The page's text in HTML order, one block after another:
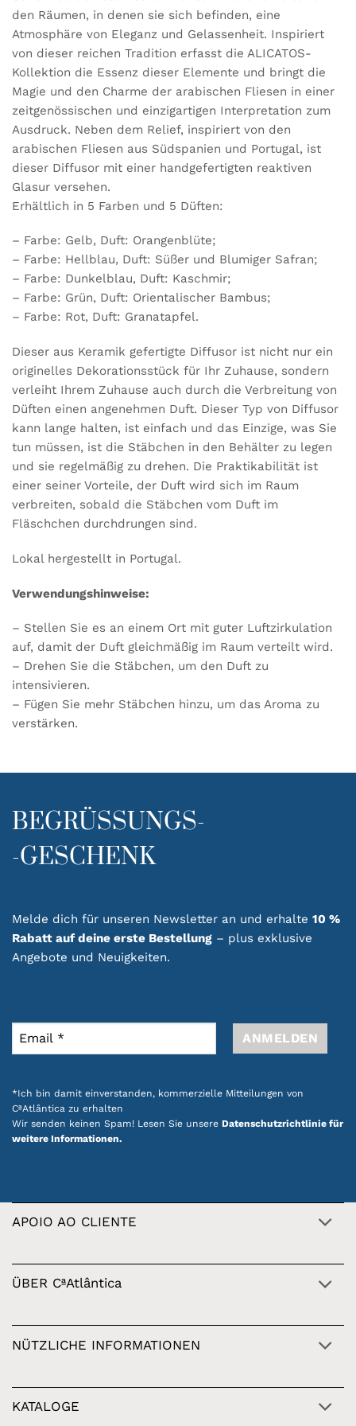
den Räumen, in denen sie sich befinden, eine
Atmosphäre von Eleganz und Gelassenheit. Inspiriert
von dieser reichen Tradition erfasst die ALICATOS-
Kollektion die Essenz dieser Elemente und bringt die
Magie und den Charme der arabischen Fliesen in einer
zeitgenössischen und einzigartigen Interpretation zum
Ausdruck. Neben dem Relief, inspiriert von den
arabischen Fliesen aus Südspanien und Portugal, ist
dieser Diffusor mit einer handgefertigten reaktiven
Glasur versehen.
Erhältlich in 5 Farben und 5 Düften:
– Farbe: Gelb, Duft: Orangenblüte;
– Farbe: Hellblau, Duft: Süßer und Blumiger Safran;
– Farbe: Dunkelblau, Duft: Kaschmir;
– Farbe: Grün, Duft: Orientalischer Bambus;
– Farbe: Rot, Duft: Granatapfel.
Dieser aus Keramik gefertigte Diffusor ist nicht nur ein
originelles Dekorationsstück für Ihr Zuhause, sondern
verleiht Ihrem Zuhause auch durch die Verbreitung von
Düften einen angenehmen Duft. Dieser Typ von Diffusor
kann lange halten, ist einfach und das Einzige, was Sie
tun müssen, ist die Stäbchen in den Behälter zu legen
und sie regelmäßig zu drehen. Die Praktikabilität ist
einer seiner Vorteile, der Duft wird sich im Raum
verbreiten, sobald die Stäbchen vom Duft im
Fläschchen durchdrungen sind.
Lokal hergestellt in Portugal.
Verwendungshinweise:
– Stellen Sie es an einem Ort mit guter Luftzirkulation
auf, damit der Duft gleichmäßig im Raum verteilt wird.
– Drehen Sie die Stäbchen, um den Duft zu
intensivieren.
– Fügen Sie mehr Stäbchen hinzu, um das Aroma zu
verstärken.
BEGRÜSSUNGS-
-GESCHENK
Melde dich für unseren Newsletter an und erhalte 10 %
Rabatt auf deine erste Bestellung – plus exklusive
Angebote und Neuigkeiten.
*Ich bin damit einverstanden, kommerzielle Mitteilungen von
CªAtlântica zu erhalten
Wir senden keinen Spam! Lesen Sie unsere Datenschutzrichtlinie für
weitere Informationen.
APOIO AO CLIENTE
ÜBER CªAtlântica
NÜTZLICHE INFORMATIONEN
KATALOGE